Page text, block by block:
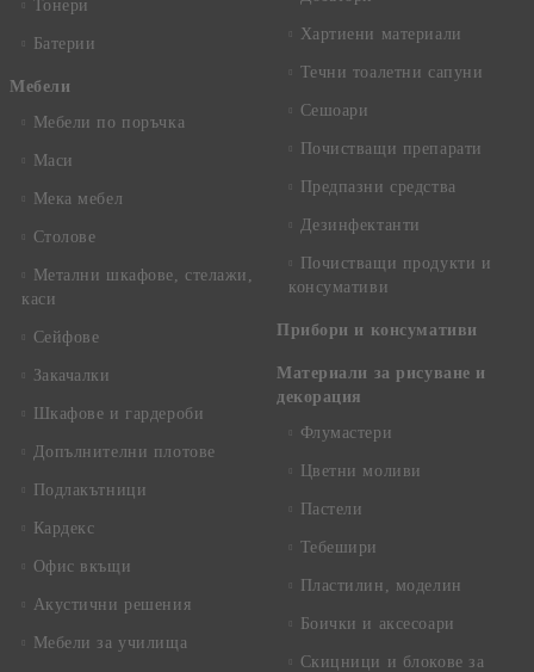
Тонери
Батерии
Mебели
Мебели по поръчка
Маси
Мека мебел
Столове
Метални шкафове, стелажи,
каси
Сейфове
Закачалки
Шкафове и гардероби
Допълнителни плотове
Подлакътници
Кардекс
Офис вкъщи
Акустични решения
Мебели за училища
Хартиени материали
Течни тоалетни сапуни
Сешоари
Почистващи препарати
Предпазни средства
Дезинфектанти
Почистващи продукти и
консумативи
Прибори и консумативи
Материали за рисуване и
декорация
Флумастери
Цветни моливи
Пастели
Тебешири
Пластилин, моделин
Боички и аксесоари
Скицници и блокове за